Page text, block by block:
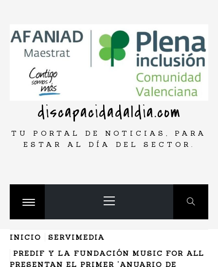
contenido
discapacidadaldia.com
TU PORTAL DE NOTICIAS, PARA
ESTAR AL DÍA DEL SECTOR.
Cambiar
principal
INICIO
SERVIMEDIA
PREDIF Y LA FUNDACIÓN MUSIC FOR ALL
PRESENTAN EL PRIMER ‘ANUARIO DE